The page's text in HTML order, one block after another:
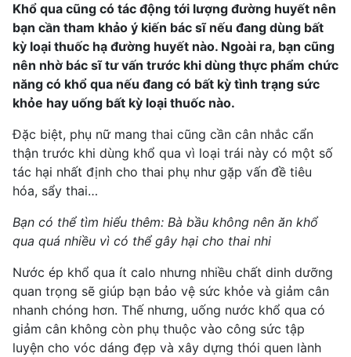
Khổ qua cũng có tác động tới lượng đường huyết nên
bạn cần tham khảo ý kiến bác sĩ nếu đang dùng bất
kỳ loại thuốc hạ đường huyết nào. Ngoài ra, bạn cũng
nên nhờ bác sĩ tư vấn trước khi dùng thực phẩm chức
năng có khổ qua nếu đang có bất kỳ tình trạng sức
khỏe hay uống bất kỳ loại thuốc nào.
Đặc biệt, phụ nữ mang thai cũng cần cân nhắc cẩn
thận trước khi dùng khổ qua vì loại trái này có một số
tác hại nhất định cho thai phụ như gặp vấn đề tiêu
hóa, sẩy thai…
Bạn có thể tìm hiểu thêm: Bà bầu không nên ăn khổ
qua quá nhiều vì có thể gây hại cho thai nhi
Nước ép khổ qua ít calo nhưng nhiều chất dinh dưỡng
quan trọng sẽ giúp bạn bảo vệ sức khỏe và giảm cân
nhanh chóng hơn. Thế nhưng, uống nước khổ qua có
giảm cân không còn phụ thuộc vào công sức tập
luyện cho vóc dáng đẹp và xây dựng thói quen lành